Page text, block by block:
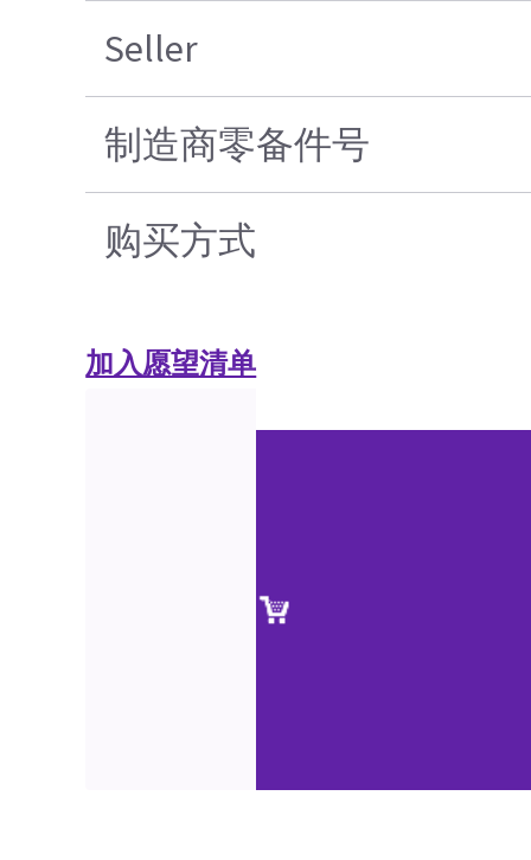
Seller
制造商零备件号
购买方式
加入愿望清单